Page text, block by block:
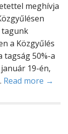
meghívja
tagunk
a Közgyűlés
tagság 50%-a
19-én,
Read more →